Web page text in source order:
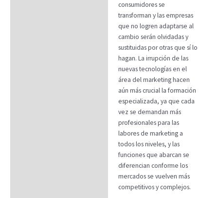
consumidores se
transforman y las empresas
que no logren adaptarse al
cambio serán olvidadas y
sustituidas por otras que sí lo
hagan. La irrupción de las
nuevas tecnologías en el
área del marketing hacen
aún más crucial la formación
especializada, ya que cada
vez se demandan más
profesionales para las
labores de marketing a
todos los niveles, y las
funciones que abarcan se
diferencian conforme los
mercados se vuelven más
competitivos y complejos.